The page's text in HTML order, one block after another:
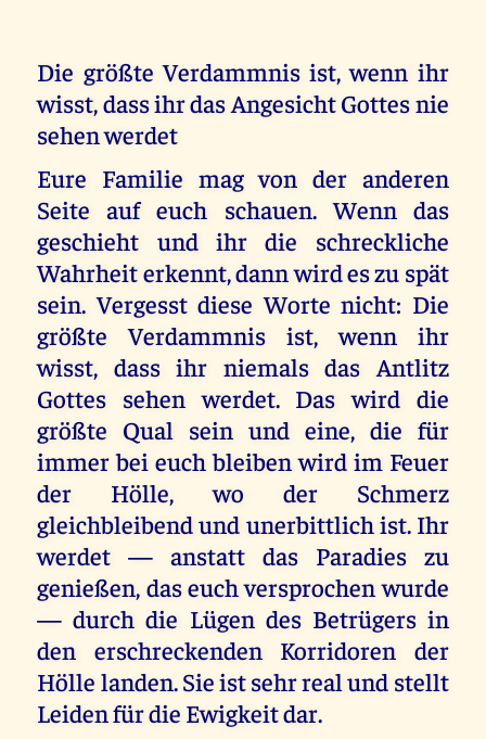
Die größte Verdammnis ist, wenn ihr
wisst, dass ihr das Angesicht Gottes nie
sehen werdet
Eure Familie mag von der anderen
Seite auf euch schauen. Wenn das
geschieht und ihr die schreckliche
Wahrheit erkennt, dann wird es zu spät
sein. Vergesst diese Worte nicht: Die
größte Verdammnis ist, wenn ihr
wisst, dass ihr niemals das Antlitz
Gottes sehen werdet. Das wird die
größte Qual sein und eine, die für
immer bei euch bleiben wird im Feuer
der Hölle, wo der Schmerz
gleichbleibend und unerbittlich ist. Ihr
werdet — anstatt das Paradies zu
genießen, das euch versprochen wurde
— durch die Lügen des Betrügers in
den erschreckenden Korridoren der
Hölle landen. Sie ist sehr real und stellt
Leiden für die Ewigkeit dar.